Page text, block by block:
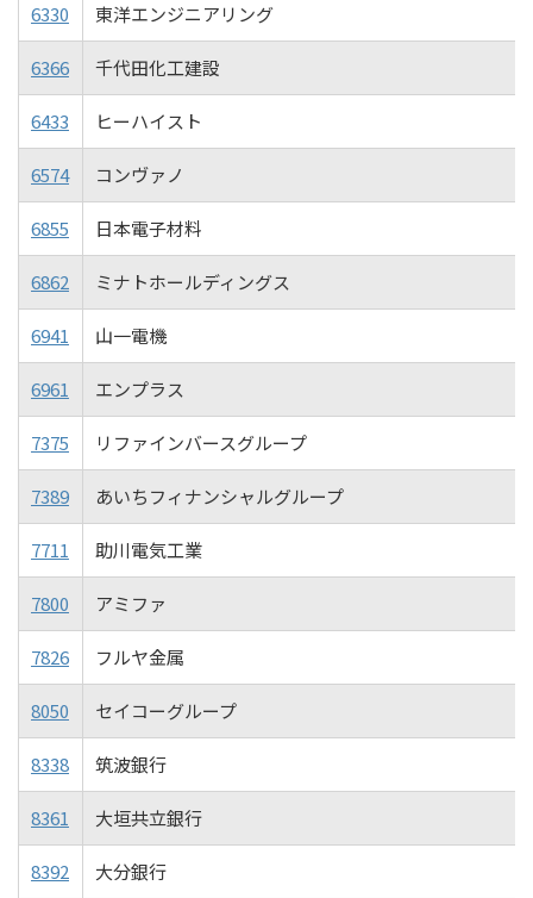
6330 東洋エンジニアリング
6366 千代田化工建設
6433 ヒーハイスト
6574 コンヴァノ
6855 日本電子材料
6862 ミナトホールディングス
6941 山一電機
6961 エンプラス
7375 リファインバースグループ
7389 あいちフィナンシャルグループ
7711 助川電気工業
7800 アミファ
7826 フルヤ金属
8050 セイコーグループ
8338 筑波銀行
8361 大垣共立銀行
8392 大分銀行